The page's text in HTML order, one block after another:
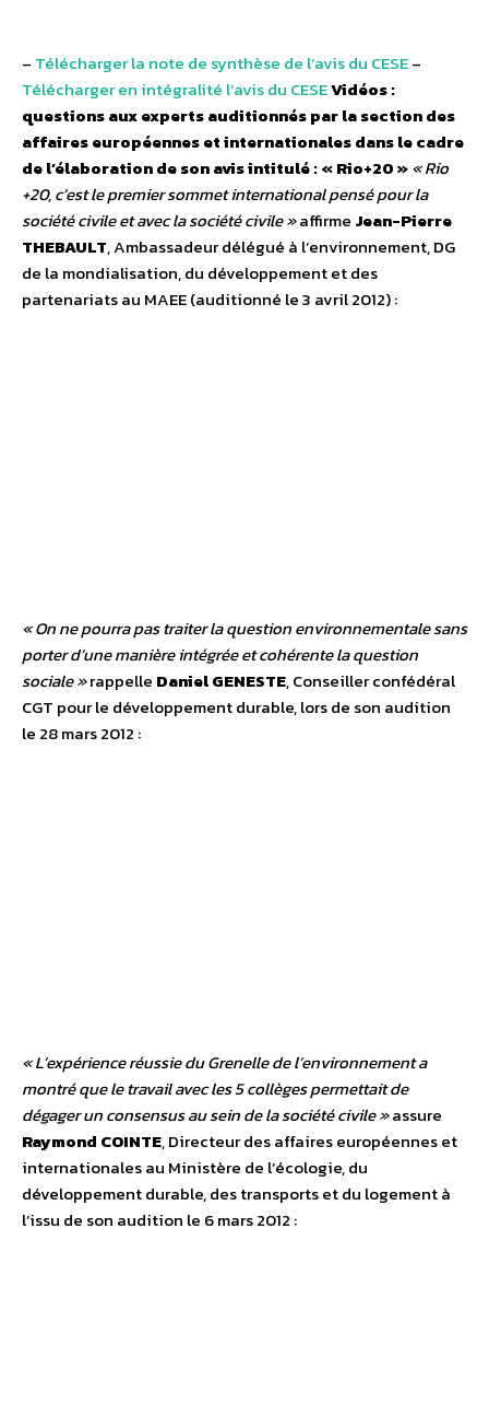
– Télécharger la note de synthèse de l’avis du CESE–
Télécharger en intégralité l’avis du CESEVidéos :
questions aux experts auditionnés par la section des
affaires européennes et internationales dans le cadre
de l’élaboration de son avis intitulé : « Rio+20 »« Rio
+20, c’est le premier sommet international pensé pour la
société civile et avec la société civile »affirme Jean-Pierre
THEBAULT, Ambassadeur délégué à l’environnement, DG
de la mondialisation, du développement et des
partenariats au MAEE (auditionné le 3 avril 2012) :
« On ne pourra pas traiter la question environnementale sans
porter d’une manière intégrée et cohérente la question
sociale »rappelle Daniel GENESTE, Conseiller confédéral
CGT pour le développement durable, lors de son audition
le 28 mars 2012 :
« L’expérience réussie du Grenelle de l’environnement a
montré que le travail avec les 5 collèges permettait de
dégager un consensus au sein de la société civile »assure
Raymond COINTE, Directeur des affaires européennes et
internationales au Ministère de l’écologie, du
développement durable, des transports et du logement à
l’issu de son audition le 6 mars 2012 :